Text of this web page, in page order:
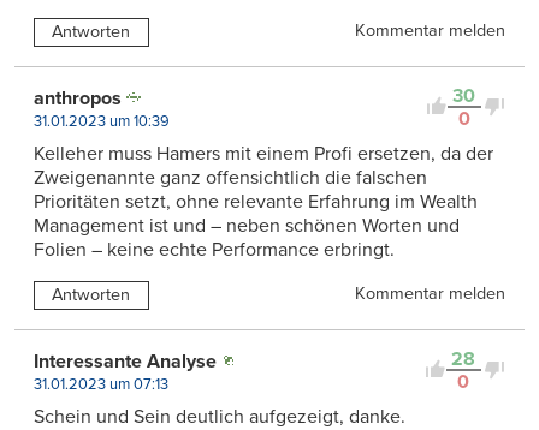
Antworten Kommentar melden
30
0
anthropos
31.01.2023 um 10:39
Kelleher muss Hamers mit einem Profi ersetzen, da der
Zweigenannte ganz offensichtlich die falschen
Prioritäten setzt, ohne relevante Erfahrung im Wealth
Management ist und – neben schönen Worten und
Folien – keine echte Performance erbringt.
Antworten Kommentar melden
28
0
Interessante Analyse
31.01.2023 um 07:13
Schein und Sein deutlich aufgezeigt, danke.